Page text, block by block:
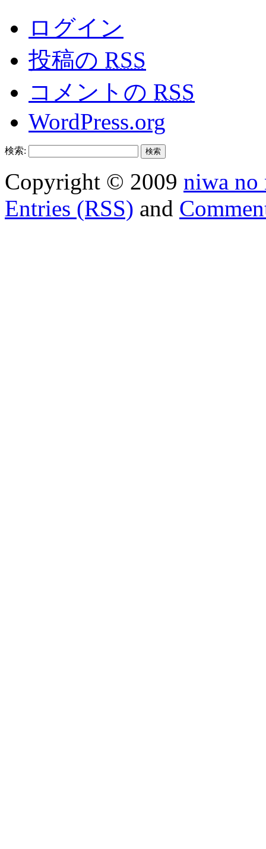
ログイン
投稿の RSS
コメントの RSS
WordPress.org
検索:
Copyright © 2009 niwa no
Entries (RSS) and